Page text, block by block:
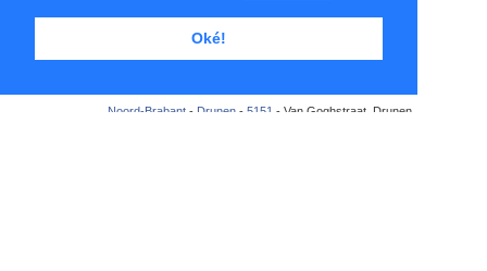
Oké!
een schoorsteenbrand
P1 BOB-02 BR woning (schoorsteen) Van
Goghstraat Drunen 207151 214542
Noord-Brabant- Drunen- 5151 - Van Goghstraat, Drunen